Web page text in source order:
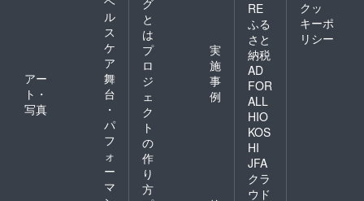
ル
ス
ケ
ア
アー
ト・
写真
舞
台
・
パ
フ
ォ
ー
マ
グ
と
は
プ
ロ
ジ
ェ
ク
ト
の
作
り
方
実
施
事
例
RE
ふる
さと
納税
AD
FOR
ALL
HIO
KOS
HI
JFA
クラ
ウド
クッ
キーポ
リシー